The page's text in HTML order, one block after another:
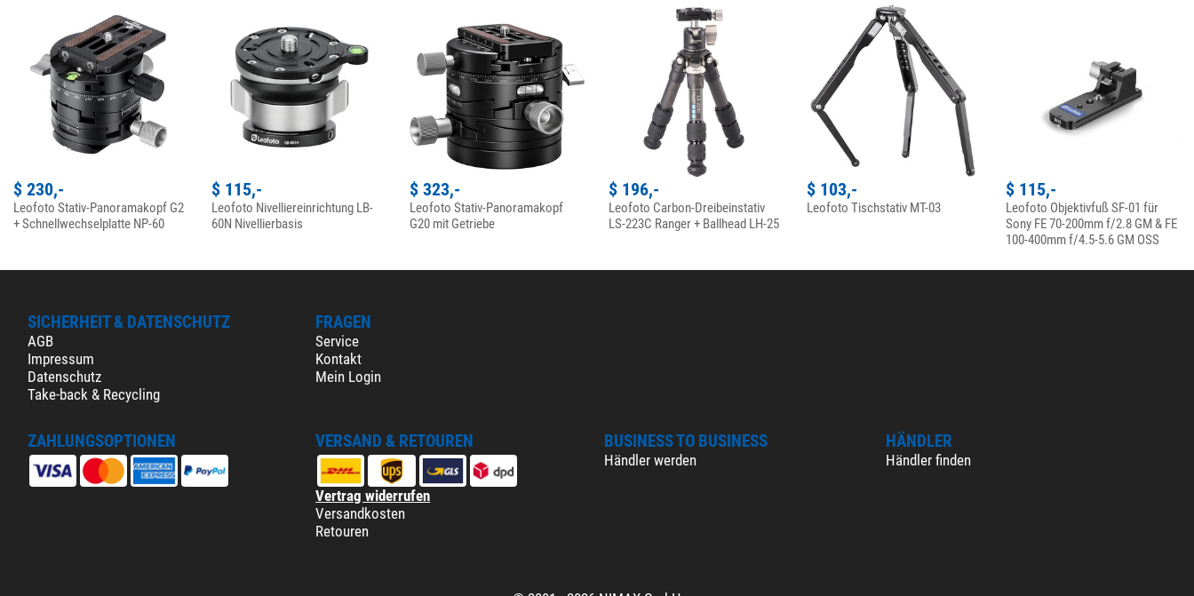
Bitte wenden Sie sich hierzu an unseren Kundenservice!
Ihre Kundenmeinung hinzufügen
$ 230,-
Leofoto Stativ-Panoramakopf G2
+ Schnellwechselplatte NP-60
$ 115,-
Leofoto Nivelliereinrichtung LB-
60N Nivellierbasis
$ 323,-
Leofoto Stativ-Panoramakopf
G20 mit Getriebe
$ 196,-
Leofoto Carbon-Dreibeinstativ
LS-223C Ranger + Ballhead LH-25
$ 103,-
Leofoto Tischstativ MT-03
$ 115,-
Leofoto Objektivfuß SF-01 für
Sony FE 70-200mm f/2.8 GM & FE
100-400mm f/4.5-5.6 GM OSS
SICHERHEIT & DATENSCHUTZ
AGB
Impressum
Datenschutz
Take-back & Recycling
FRAGEN
Service
Kontakt
Mein Login
ZAHLUNGSOPTIONEN VERSAND & RETOUREN
Vertrag widerrufen
Versandkosten
Retouren
BUSINESS TO BUSINESS
Händler werden
HÄNDLER
Händler finden